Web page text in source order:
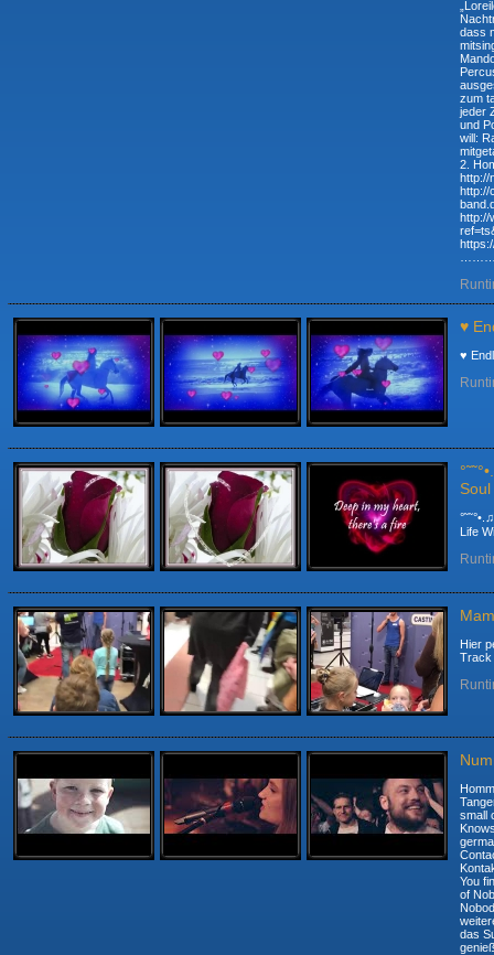
dass
zum
jeder
und
will:
2.
http://
http://
http://
♥
♥
Life
Hier
Track
small
You
of
das